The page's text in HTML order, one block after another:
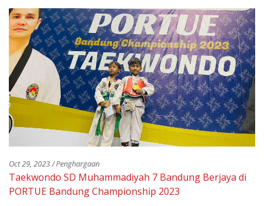
Oct 29, 2023 / Penghargaan
Taekwondo SD Muhammadiyah 7 Bandung Berjaya di
PORTUE Bandung Championship 2023